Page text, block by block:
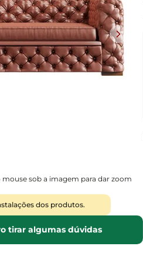
Baú Organizador
Ver todos
mouse sob a imagem para dar zoom
dos produtos.
tirar algumas dúvidas